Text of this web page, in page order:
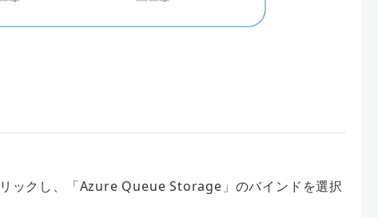
ックし、「Azure Queue Storage」のバインドを選択